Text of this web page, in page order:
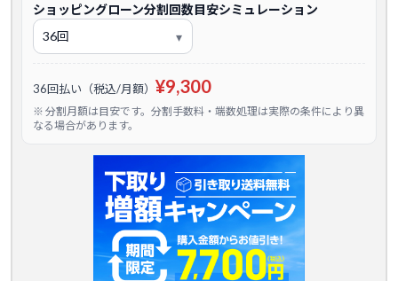
ショッピングローン分割回数目安シミュレーション
36回払い（税込/月額） ¥9,300
※ 分割月額は目安です。分割手数料・端数処理は実際の条件により異
なる場合があります。